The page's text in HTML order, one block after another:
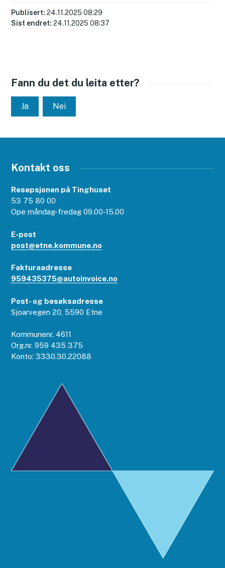
Publisert 24.11.2025 08:29
Sist endret 24.11.2025 08:37
Fann du det du leita etter?
Ja Nei
Kontakt oss
Resepsjonen på Tinghuset
53 75 80 00
Ope måndag-fredag 09.00-15.00
E-post
post@etne.kommune.no
Fakturaadresse
959435375@autoinvoice.no
Post- og besøksadresse
Sjoarvegen 20, 5590 Etne
Kommunenr. 4611
Org.nr. 959 435 375
Konto: 3330.30.22088